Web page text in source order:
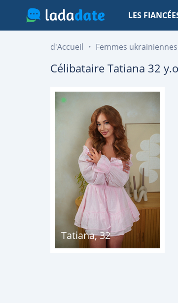
LES
d'Accueil Femmes ukrainiennes
Célibataire Tatiana 32
Tatiana,32